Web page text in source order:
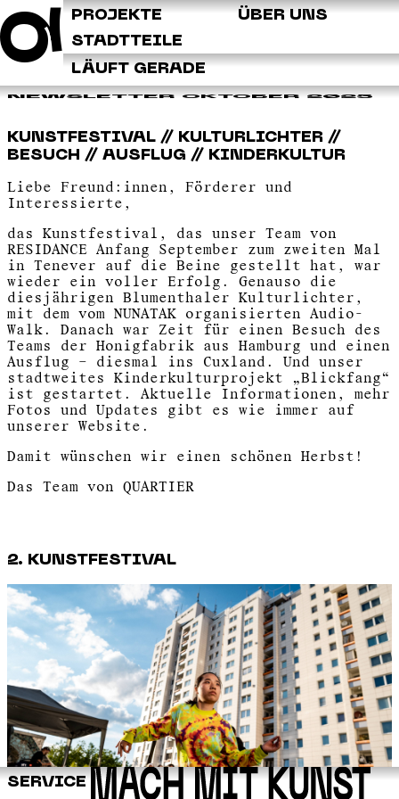
ÜBER UNS
PROJEKTE
STADTTEILE
LÄUFT GERADE
SERVICE
NEWSLETTER OKTOBER 2025
KUNSTFESTIVAL // KULTURLICHTER //
BESUCH // AUSFLUG // KINDERKULTUR
Liebe Freund:innen, Förderer und
Interessierte,
das Kunstfestival, das unser Team von
RESIDANCE Anfang September zum zweiten Mal
in Tenever auf die Beine gestellt hat, war
wieder ein voller Erfolg. Genauso die
diesjährigen Blumenthaler Kulturlichter,
mit dem vom NUNATAK organisierten Audio-
Walk. Danach war Zeit für einen Besuch des
Teams der Honigfabrik aus Hamburg und einen
Ausflug – diesmal ins Cuxland. Und unser
stadtweites Kinderkulturprojekt „Blickfang“
ist gestartet. Aktuelle Informationen, mehr
Fotos und Updates gibt es wie immer auf
unserer Website.
Damit wünschen wir einen schönen Herbst!
Das Team von QUARTIER
2. KUNSTFESTIVAL